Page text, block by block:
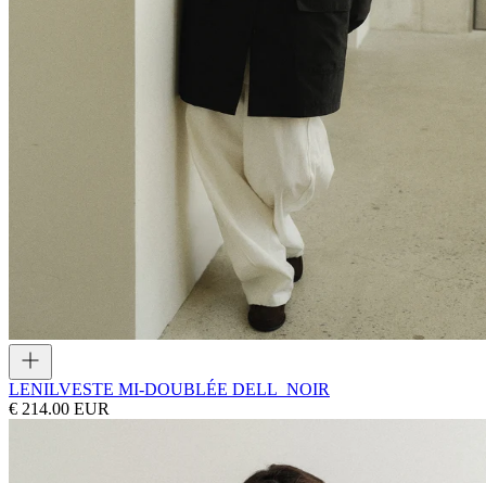
LENILVESTE MI-DOUBLÉE DELL_NOIR
€ 214.00 EUR